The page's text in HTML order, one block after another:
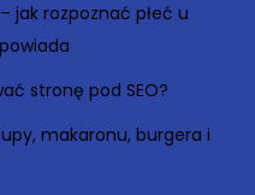
jak rozpoznać płeć u
stronę pod SEO?
makaronu, burgera i